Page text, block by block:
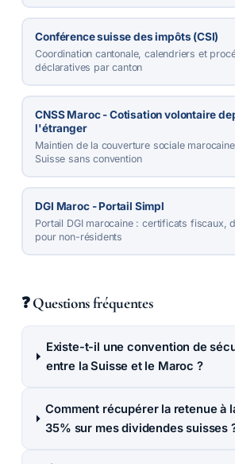
Conférence suisse des impôts (CSI)
Coordination cantonale, calendriers et
déclaratives par canton
CNSS Maroc - Cotisation volontaire
l'étranger
Maintien de la couverture sociale
Suisse sans convention
DGI Maroc - Portail Simpl
Portail DGI marocaine : certificats fiscaux,
pour non-résidents
❓ Questions fréquentes
Existe-t-il une convention de
entre la Suisse et le Maroc ?
Comment récupérer la retenue à
35% sur mes dividendes suisses